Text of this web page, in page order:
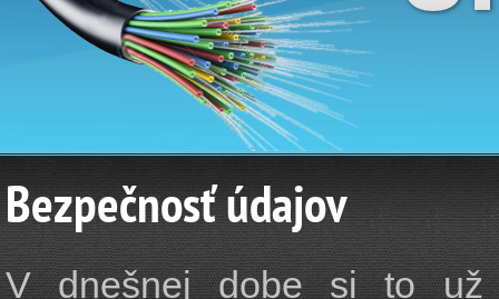
Bezpečnosť údajov
V dnešnej dobe si to už